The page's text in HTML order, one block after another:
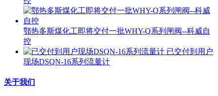
鄂热多斯煤化工即将交付一批WHY-Q系列闸阀--科威自
控
已交付到用户
现场DSQN-16系列流量计
关于我们